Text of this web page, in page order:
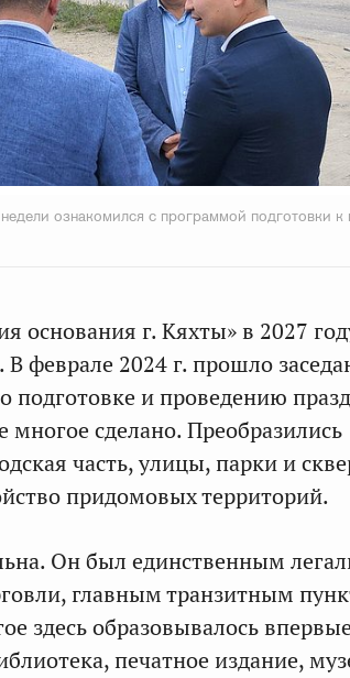
ознакомился с программой подготовки
основания г. Кяхты» в 2027
феврале 2024 г. прошло
подготовке и проведению
сделано. Преобразились
часть, улицы, парки и
придомовых территорий.
Он был единственным
главным транзитным
здесь образовывалось впервые
печатное издание,